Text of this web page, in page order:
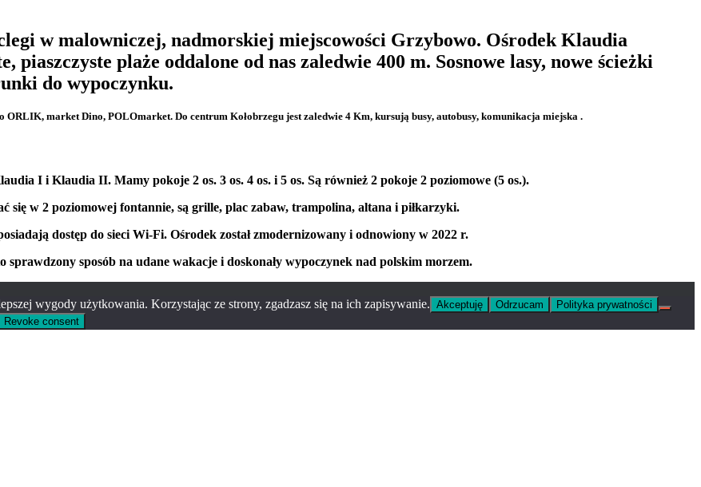
w malowniczej, nadmorskiej miejscowości Grzybowo. Ośrodek Klaudia
piaszczyste plaże oddalone od nas zaledwie 400 m. Sosnowe lasy, nowe ścieżki
do wypoczynku.
ORLIK, market Dino, POLOmarket. Do centrum Kołobrzegu jest zaledwie 4 Km, kursują busy, autobusy, komunikacja miejska .
I i Klaudia II. Mamy pokoje 2 os. 3 os. 4 os. i 5 os. Są również 2 pokoje 2 poziomowe (5 os.).
się w 2 poziomowej fontannie, są grille, plac zabaw, trampolina, altana i piłkarzyki.
dostęp do sieci Wi-Fi. Ośrodek został zmodernizowany i odnowiony w 2022 r.
sprawdzony sposób na udane wakacje i doskonały wypoczynek nad polskim morzem.
wygody użytkowania. Korzystając ze strony, zgadzasz się na ich zapisywanie.
Akceptuję Odrzucam Polityka prywatności
Revoke consent